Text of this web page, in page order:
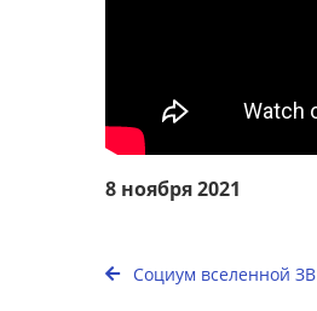
8 ноября 2021
Социум вселенной ЗВ